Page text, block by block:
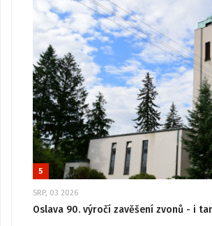
5
SRP, 03 2026
Oslava 90. výročí zavěšení zvonů - i